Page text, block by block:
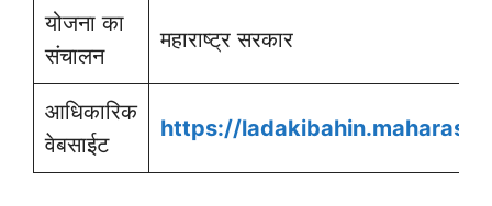
योजना का
संचालन
महाराष्ट्र सरकार
आधिकारिक
वेबसाईट
https://